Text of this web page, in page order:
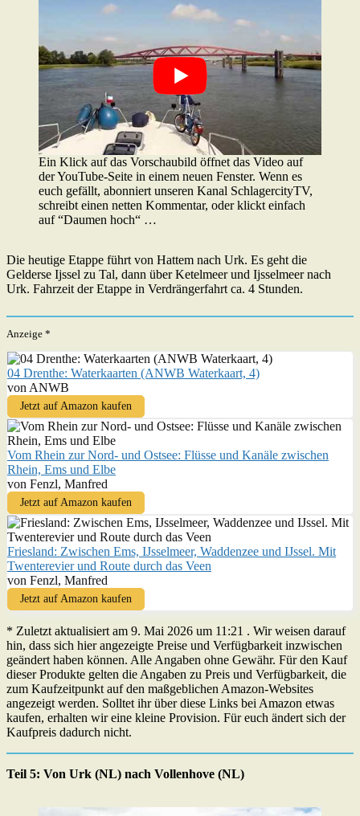
Ein Klick auf das Vorschaubild öffnet das Video auf
der YouTube-Seite in einem neuen Fenster. Wenn es
euch gefällt, abonniert unseren Kanal SchlagercityTV,
schreibt einen netten Kommentar, oder klickt einfach
auf “Daumen hoch“ …
Die heutige Etappe führt von Hattem nach Urk. Es geht die
Gelderse Ijssel zu Tal, dann über Ketelmeer und Ijsselmeer nach
Urk. Fahrzeit der Etappe in Verdrängerfahrt ca. 4 Stunden.
Anzeige *
04 Drenthe: Waterkaarten (ANWB Waterkaart, 4)
von ANWB
Jetzt auf Amazon kaufen
Vom Rhein zur Nord- und Ostsee: Flüsse und Kanäle zwischen
Rhein, Ems und Elbe
von Fenzl, Manfred
Jetzt auf Amazon kaufen
Friesland: Zwischen Ems, IJsselmeer, Waddenzee und IJssel. Mit
Twenterevier und Route durch das Veen
von Fenzl, Manfred
Jetzt auf Amazon kaufen
* Zuletzt aktualisiert am 9. Mai 2026 um 11:21 . Wir weisen darauf
hin, dass sich hier angezeigte Preise und Verfügbarkeit inzwischen
geändert haben können. Alle Angaben ohne Gewähr. Für den Kauf
dieser Produkte gelten die Angaben zu Preis und Verfügbarkeit, die
zum Kaufzeitpunkt auf den maßgeblichen Amazon-Websites
angezeigt werden. Solltet ihr über diese Links bei Amazon etwas
kaufen, erhalten wir eine kleine Provision. Für euch ändert sich der
Kaufpreis dadurch nicht.
Teil 5: Von Urk (NL) nach Vollenhove (NL)